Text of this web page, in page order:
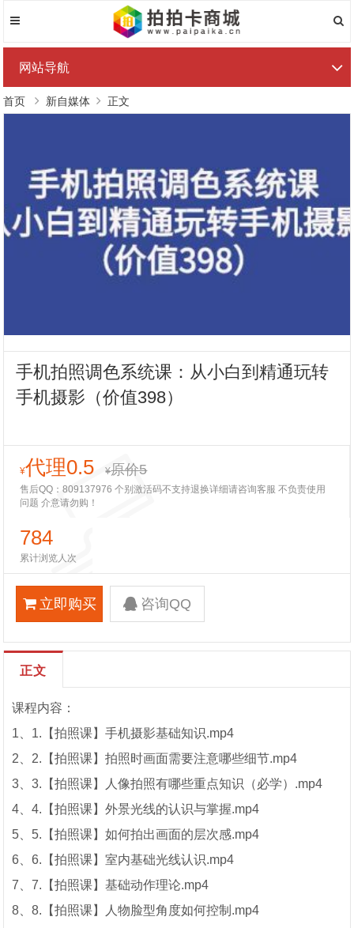
网站导航
首页 新自媒体 正文
手机拍照调色系统课：从小白到精通玩转
手机摄影（价值398）
¥代理0.5 ¥原价5
售后QQ：809137976 个别激活码不支持退换详细请咨询客服 不负责使用
问题 介意请勿购！
784
累计浏览人次
立即购买 咨询QQ
正文
课程内容：
1、1.【拍照课】手机摄影基础知识.mp4
2、2.【拍照课】拍照时画面需要注意哪些细节.mp4
3、3.【拍照课】人像拍照有哪些重点知识（必学）.mp4
4、4.【拍照课】外景光线的认识与掌握.mp4
5、5.【拍照课】如何拍出画面的层次感.mp4
6、6.【拍照课】室内基础光线认识.mp4
7、7.【拍照课】基础动作理论.mp4
8、8.【拍照课】人物脸型角度如何控制.mp4